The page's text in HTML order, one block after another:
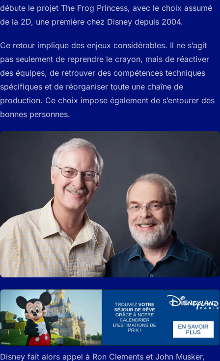
débute le projet The Frog Princess, avec le choix assumé
de la 2D, une première chez Disney depuis 2004.
Ce retour implique des enjeux considérables. Il ne s’agit
pas seulement de reprendre le crayon, mais de réactiver
des équipes, de retrouver des compétences techniques
spécifiques et de réorganiser toute une chaîne de
production. Ce choix impose également de s’entourer des
bonnes personnes.
Disney fait alors appel à Ron Clements et John Musker,